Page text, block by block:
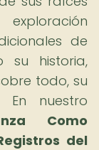
de
su historia,
todo, su
En nuestro
Como
del